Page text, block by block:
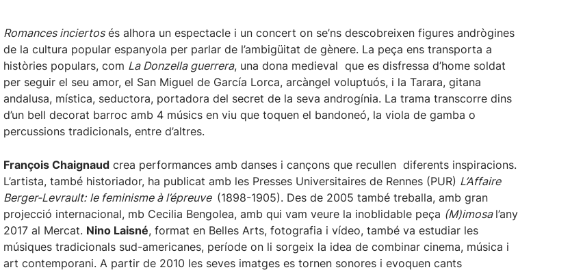
Romances inciertosés alhora un espectacle i un concert on se’ns descobreixen figures andrògines
de la cultura popular espanyola per parlar de l’ambigüitat de gènere. La peça ens transporta a
històries populars, com La Donzella guerrera, una dona medieval que es disfressa d’home soldat
per seguir el seu amor, el San Miguel de García Lorca, arcàngel voluptuós, i la Tarara, gitana
andalusa, mística, seductora, portadora del secret de la seva androgínia. La trama transcorre dins
d’un bell decorat barroc amb 4 músics en viu que toquen el bandoneó, la viola de gamba o
percussions tradicionals, entre d’altres.
François Chaignaudcrea performances amb danses i cançons que recullen diferents inspiracions.
L’artista, també historiador, ha publicat amb les Presses Universitaires de Rennes (PUR) L’Affaire
Berger-Levrault: le feminisme à l’épreuve (1898-1905). Des de 2005 també treballa, amb gran
projecció internacional, mb Cecilia Bengolea, amb qui vam veure la inoblidable peça (M)imosa l’any
2017 al Mercat. Nino Laisné, format en Belles Arts, fotografia i vídeo, també va estudiar les
músiques tradicionals sud-americanes, període on li sorgeix la idea de combinar cinema, música i
art contemporani. A partir de 2010 les seves imatges es tornen sonores i evoquen cants